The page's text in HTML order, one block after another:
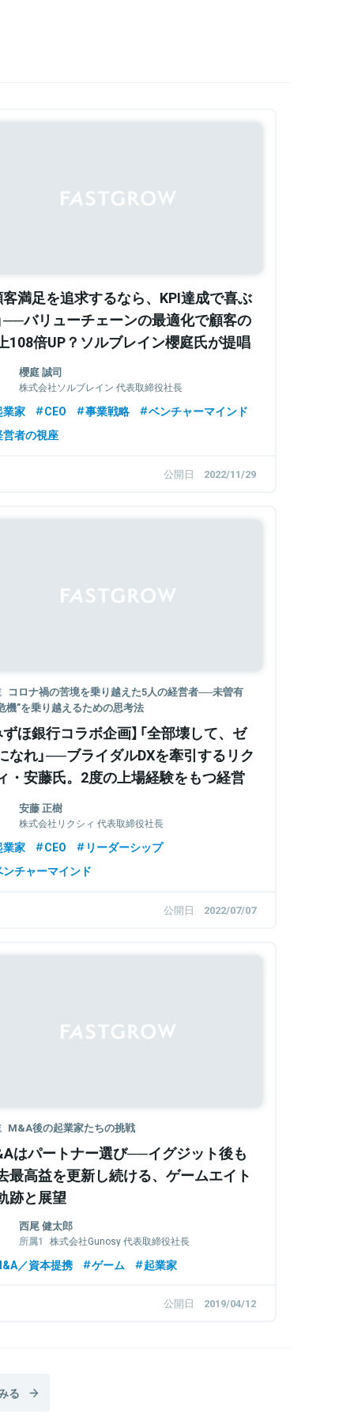
客満足を追求するなら、KPI達成で喜ぶ
──バリューチェーンの最適化で顧客の
108倍UP？ソルブレイン櫻庭氏が提唱
るグロースマーケティングとは
櫻庭 誠司
株式会社ソルブレイン 代表取締役社長
業家 CEO 事業戦略
ベンチャーマインド
営者の視座
公開日 2022/11/29
コロナ禍の苦境を乗り越えた5人の経営者──未曽有
機”を乗り越えるための思考法
ずほ銀行コラボ企画】「全部壊して、ゼ
なれ」──ブライダルDXを牽引するリク
・安藤氏。2度の上場経験をもつ経営
がコロナ禍で捨てたものは、セオリーと
安藤 正樹
株式会社リクシィ 代表取締役社長
業家 CEO
リーダーシップ
ンチャーマインド
公開日 2022/07/07
M&A後の起業家たちの挑戦
はパートナー選び──イグジット後も
最⾼益を更新し続ける、ゲームエイト
跡と展望
西尾 健太郎
株式会社Gunosy 代表取締役社長
株式会社ゲームエイト 代表取締役会長
／資本提携 ゲーム 起業家
公開日 2019/04/12
る